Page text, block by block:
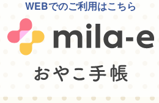
WEBでのご利用はこちら